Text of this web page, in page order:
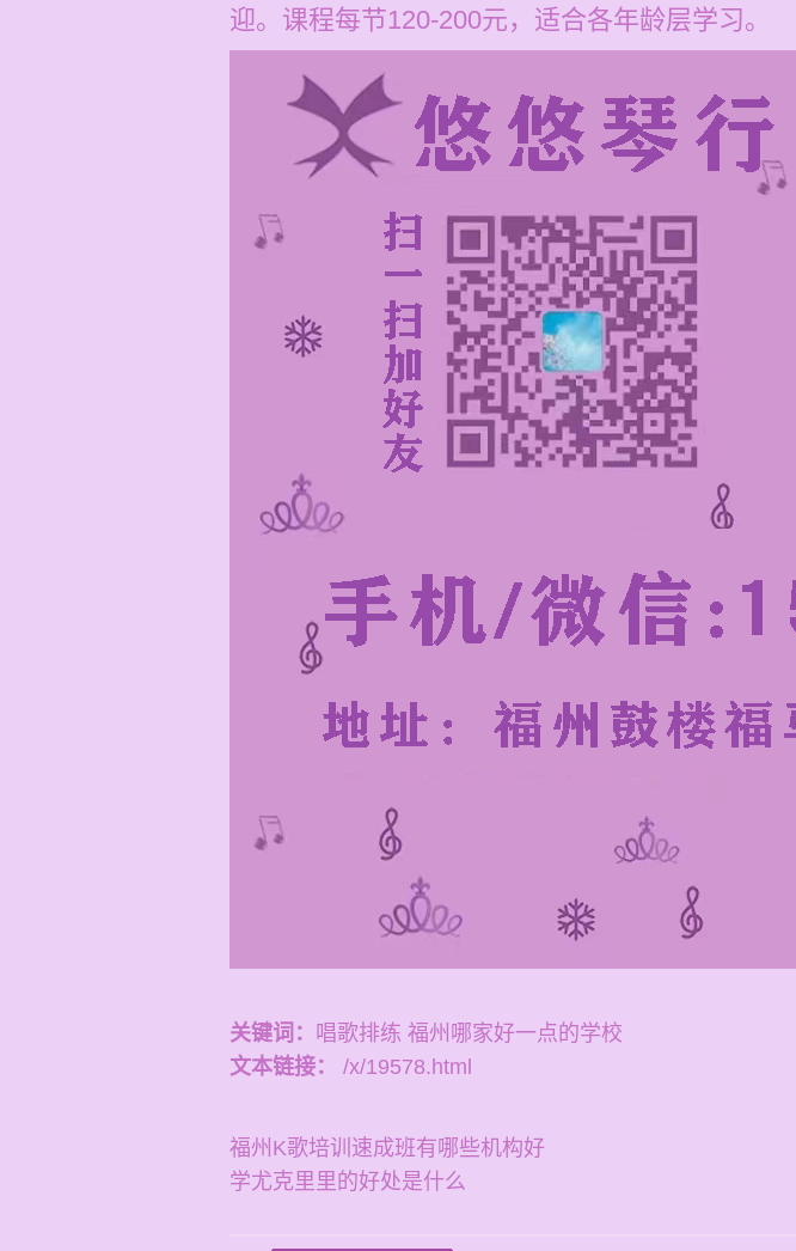
迎。课程每节120-200元，适合各年龄层学习。
关键词： 唱歌排练 福州哪家好一点的学校
文本链接：
/x/19578.html
福州K歌培训速成班有哪些机构好
学尤克里里的好处是什么